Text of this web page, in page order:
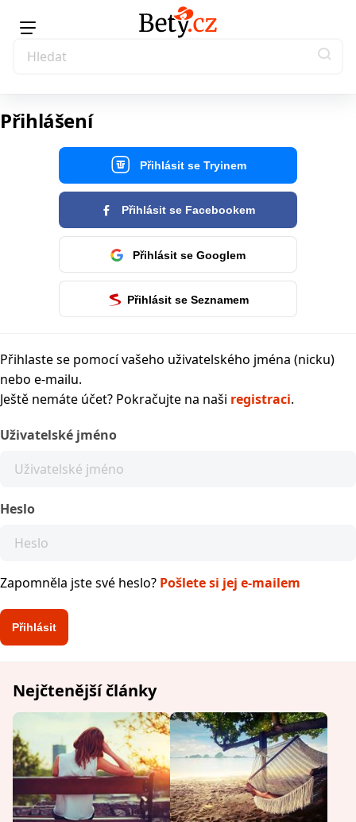
Přihlášení
Přihlásit se Tryinem
Přihlásit se Facebookem
Přihlásit se Googlem
Přihlásit se Seznamem
Přihlaste se pomocí vašeho uživatelského jména (nicku)
nebo e-mailu.
Ještě nemáte účet? Pokračujte na naši registraci.
Uživatelské jméno
Heslo
Zapomněla jste své heslo? Pošlete si jej e-mailem
Nejčtenější články